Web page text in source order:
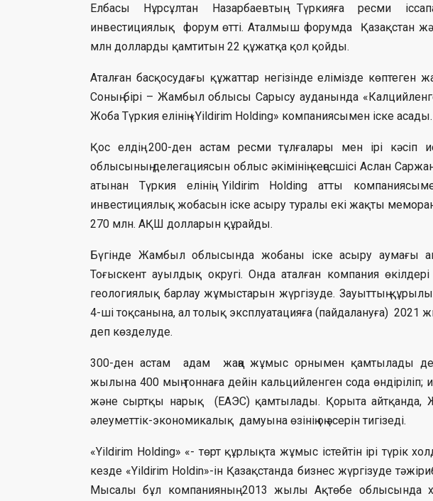
Елбасы Нұрсұлтан Назарбаевтың Түркияға ресми
инвестициялық форум өтті. Аталмыш форумда Қазақстан
млн долларды қамтитын 22 құжатқа қол қойды.
Аталған басқосудағы құжаттар негізінде елімізде көптеген
Соның бірі – Жамбыл облысы Сарысу ауданында
Жоба Түркия елінің «Yildirim Holding» компаниясымен іске асады.
Қос елдің 200-ден астам ресми тұлғалары мен ірі
облысының делегациясын облыс әкімінің кеңесшісі Аслан
атынан Түркия елінің Yildirim Holding атты
инвестициялық жобасын іске асыру туралы екі жақты
270 млн. АҚШ долларын құрайды.
Бүгінде Жамбыл облысында жобаны іске асыру аумағы
Тоғыскент ауылдық округі. Онда аталған компания
геологиялық барлау жұмыстарын жүргізуде. Зауыттың
4-ші тоқсанына, ал толық эксплуатацияға (пайдалануға) 2021
деп көзделуде.
300-ден астам адам жаңа жұмыс орнымен қамтылады
жылына 400 мың тоннаға дейін кальцийленген сода өндіріліп;
және сыртқы нарық (ЕАЭС) қамтылады. Қорыта айтқанда,
әлеуметтік-экономикалық дамуына өзінің оң әсерін тигізеді.
«Yildirim Holding» «- төрт құрлықта жұмыс істейтін ірі түрік
кезде «Yildirim Holdin»-ін Қазақстанда бизнес жүргізуде
Мысалы бұл компанияның 2013 жылы Ақтөбе облысында